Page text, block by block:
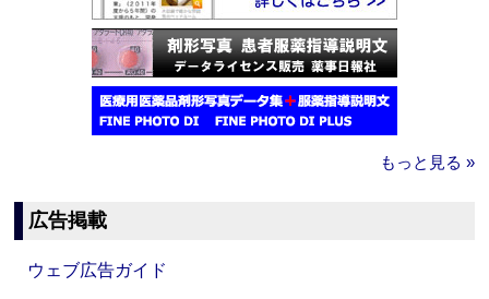
もっと見る »
広告掲載
ウェブ広告ガイド